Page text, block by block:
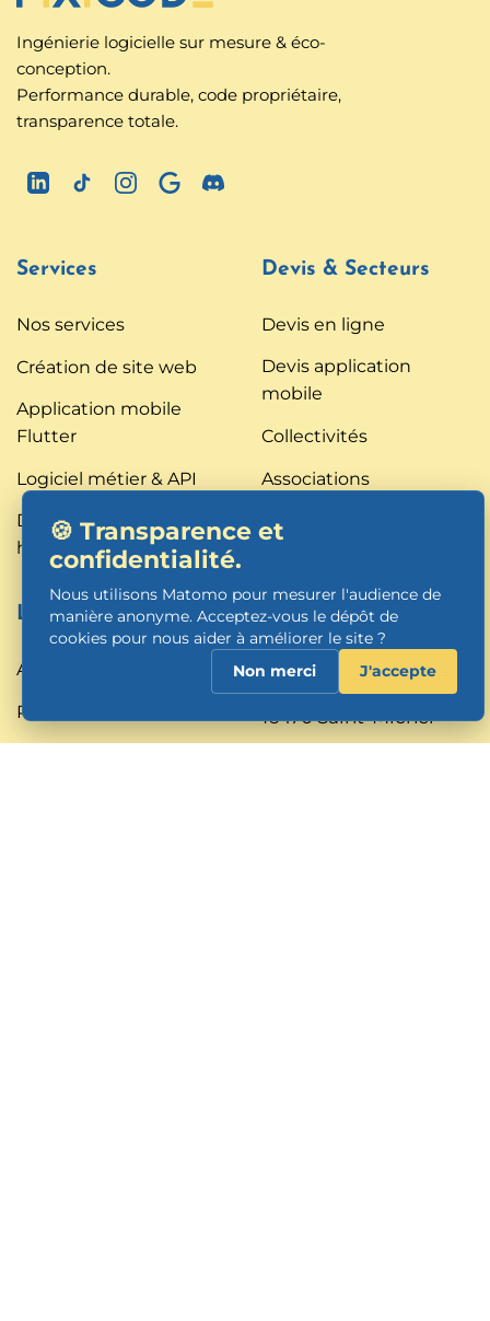
🍪 Transparence et
confidentialité.
Nous utilisons Matomo pour mesurer l'audience de
manière anonyme. Acceptez-vous le dépôt de
cookies pour nous aider à améliorer le site ?
Non merci
J'accepte
Ingénierie logicielle sur mesure & éco-
conception.
Performance durable, code propriétaire,
transparence totale.
Services
Nos services
Création de site web
Application mobile
Flutter
Logiciel métier & API
DevOps &
hébergement
Devis & Secteurs
Devis en ligne
Devis application
mobile
Collectivités
Associations
Crédit Impôt Innovation
L'agence
A propos
Portfolio
Contact
Technoparc Krysalide
70 Rue Jean Doucet
16470 Saint-Michel